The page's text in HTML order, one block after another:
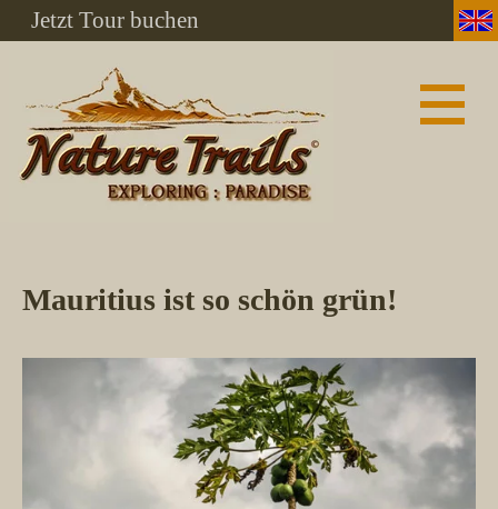
Jetzt Tour buchen
Mauritius ist so schön grün!